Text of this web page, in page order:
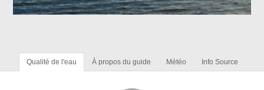
Qualité de l'eau À propos du guide Météo Info Source